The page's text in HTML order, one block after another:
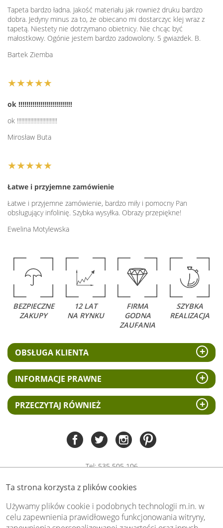
Ta strona korzysta z plików cookies
Używamy plików cookie i podobnych technologii m.in. w
celu zapewnienia prawidłowego funkcjonowania witryny,
Tapeta bardzo ładna. Jakość materiału jak rownież druku bardzo
dobra. Jedyny minus za to, że obiecano mi dostarczyc klej wraz z
tapetą. Niestety nie dotrzymano obietnicy. Nie chcąc być
małostkowy. Ogónie jestem bardzo zadowolony. 5 gwiazdek. B.
Bartek Ziemba
★★★★★
ok !!!!!!!!!!!!!!!!!!!!!!!!!!!
ok !!!!!!!!!!!!!!!!!!!!!!!!!!!
Mirosław Buta
★★★★★
Łatwe i przyjemne zamówienie
Łatwe i przyjemne zamówienie, bardzo miły i pomocny Pan
obsługujący infolinię. Szybka wysyłka. Obrazy przepiękne!
Ewelina Motylewska
BEZPIECZNE
ZAKUPY
12 LAT
NA RYNKU
FIRMA
GODNA
ZAUFANIA
SZYBKA
REALIZACJA
OBSŁUGA KLIENTA
INFORMACJE PRAWNE
PRZECZYTAJ RÓWNIEŻ
Tel:535 505 106
biuro@swiat-obrazow.pl
Copyright by swiat-obrazow.pl 2026,
Wszelkie prawa zastrzeżone